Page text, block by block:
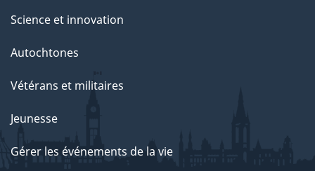
Science et innovation
Autochtones
Vétérans et militaires
Jeunesse
Gérer les événements de la vie